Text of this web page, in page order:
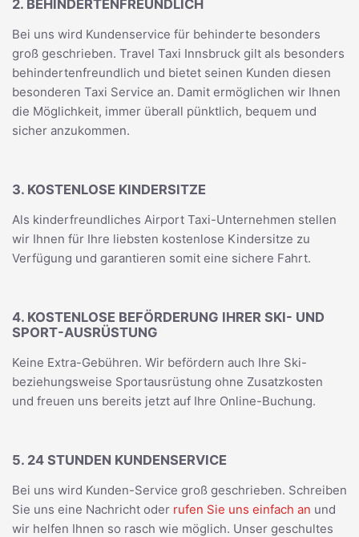
2. BEHINDERTENFREUNDLICH
Bei uns wird Kundenservice für behinderte besonders
groß geschrieben. Travel Taxi Innsbruck gilt als besonders
behindertenfreundlich und bietet seinen Kunden diesen
besonderen Taxi Service an. Damit ermöglichen wir Ihnen
die Möglichkeit, immer überall pünktlich, bequem und
sicher anzukommen.
3. KOSTENLOSE KINDERSITZE
Als kinderfreundliches Airport Taxi-Unternehmen stellen
wir Ihnen für Ihre liebsten kostenlose Kindersitze zu
Verfügung und garantieren somit eine sichere Fahrt.
4. KOSTENLOSE BEFÖRDERUNG IHRER SKI- UND
SPORT-AUSRÜSTUNG
Keine Extra-Gebühren. Wir befördern auch Ihre Ski-
beziehungsweise Sportausrüstung ohne Zusatzkosten
und freuen uns bereits jetzt auf Ihre Online-Buchung.
5. 24 STUNDEN KUNDENSERVICE
Bei uns wird Kunden-Service groß geschrieben. Schreiben
Sie uns eine Nachricht oder rufen Sie uns einfach an und
wir helfen Ihnen so rasch wie möglich. Unser geschultes